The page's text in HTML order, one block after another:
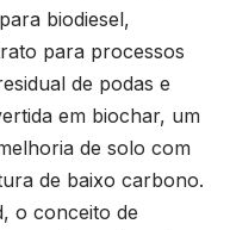
biodiesel,
para processos
de podas e
em biochar, um
de solo com
de baixo carbono.
o conceito de